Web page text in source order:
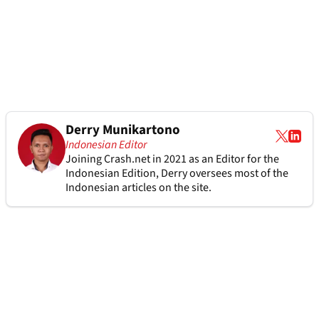
Derry Munikartono
Indonesian Editor
Joining Crash.net in 2021 as an Editor for the
Indonesian Edition, Derry oversees most of the
Indonesian articles on the site.